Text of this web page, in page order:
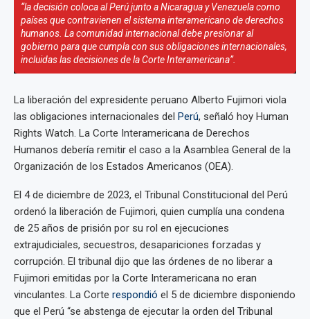
“la decisión coloca al Perú junto a Nicaragua y Venezuela como
países que contravienen el sistema interamericano de derechos
humanos. La comunidad internacional debe presionar al
gobierno para que cumpla con sus obligaciones internacionales,
incluidas las decisiones de la Corte Interamericana”.
La liberación del expresidente peruano Alberto Fujimori viola
las obligaciones internacionales del Perú, señaló hoy Human
Rights Watch. La Corte Interamericana de Derechos
Humanos debería remitir el caso a la Asamblea General de la
Organización de los Estados Americanos (OEA).
El 4 de diciembre de 2023, el Tribunal Constitucional del Perú
ordenó la liberación de Fujimori, quien cumplía una condena
de 25 años de prisión por su rol en ejecuciones
extrajudiciales, secuestros, desapariciones forzadas y
corrupción. El tribunal dijo que las órdenes de no liberar a
Fujimori emitidas por la Corte Interamericana no eran
vinculantes. La Corte respondió el 5 de diciembre disponiendo
que el Perú “se abstenga de ejecutar la orden del Tribunal